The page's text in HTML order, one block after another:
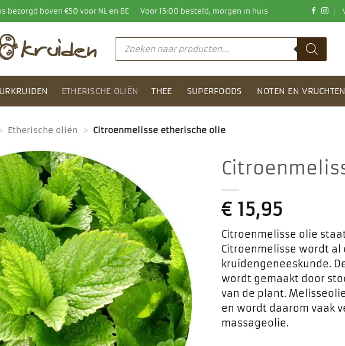
bezorgd boven €50 voor NL en BE Voor 15:00 besteld, morgen in huis
Producten
zoeken
ETHERISCHE OLIËN THEE SUPERFOODS NOTEN EN VRUCHTEN
Etherische oliën > Citroenmelisse etherische olie
favorieten
€15,95
Citroenmelisse olie
Citroenmelisse wordt
kruidengeneeskunde.
wordt gemaakt door
van de plant.
en wordt daarom vaak
massageolie.